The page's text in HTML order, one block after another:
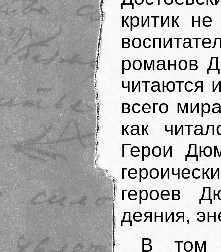
критик
романов
читаются
всего
как
Герои
героев
деяния,
В том